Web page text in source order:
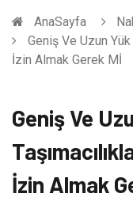
AnaSayfa
Geniş Ve Uzun Yük
İzin Almak Gerek Mİ
Geniş Ve
İzin Almak